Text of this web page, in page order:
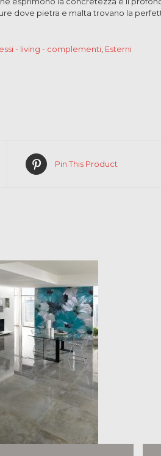
dove pietra e malta trovano la
- living - complementi Esterni
Pin This Product